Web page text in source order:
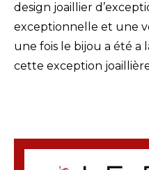
design joaillier
exceptionnelle et une
une fois le bijou a été a
cette exception